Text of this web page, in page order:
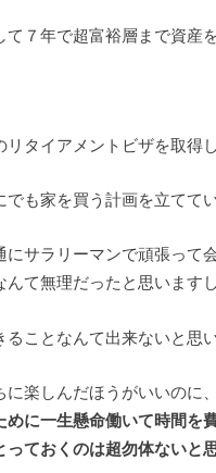
７年で超富裕層まで資産を
タイアメントビザを取得
も家を買う計画を立てて
にサラリーマンで頑張って
て無理だったと思いますし
ことなんて出来ないと思い
楽しんだほうがいいのに、
に一生懸命働いて時間を費
ておくのは超勿体ないと思